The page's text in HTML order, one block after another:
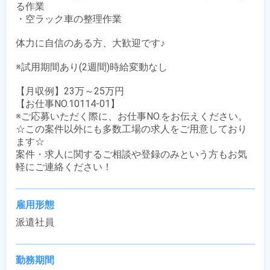
る作業
・空ラック車の整理作業
体力に自信のある方、大歓迎です♪
※試用期間あり(2週間)時給変動なし
【月収例】23万～25万円
【お仕事NO.10114-01】
※ご応募いただく際に、お仕事NO.をお伝えください。
☆この案件以外にも多数工場の求人をご用意しており
ます☆
案件・求人に関するご相談や登録のみという方もお気
軽にご連絡ください！
雇用形態
派遣社員
勤務期間